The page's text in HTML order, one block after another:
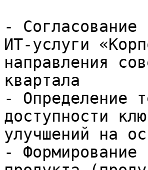
- Согласование
ИТ-услуги
направления
квартала
- Определение
доступности
улучшений на
- Формирование